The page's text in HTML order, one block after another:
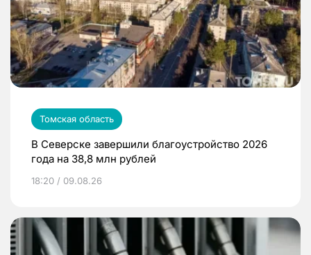
Томская область
В Северске завершили благоустройство 2026
года на 38,8 млн рублей
18:20 / 09.08.26